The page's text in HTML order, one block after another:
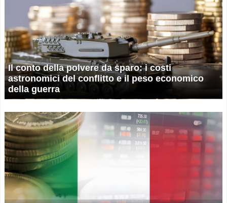
Il conto della polvere da sparo: i costi
astronomici del conflitto e il peso economico
della guerra